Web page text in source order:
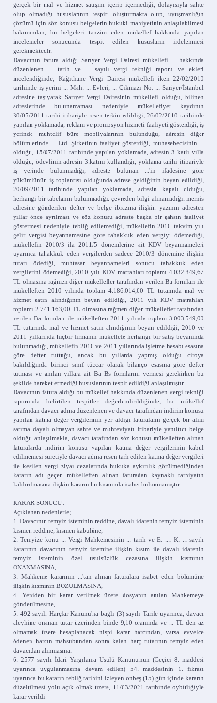
gerçek bir mal ve hizmet satışını içerip içermediği, dolayısıyla sahte
olup olmadığı hususlarının tespiti oluşturmakta olup, uyuşmazlığın
çözümü için söz konusu belgelerin hukuki mahiyetinin anlaşılabilmesi
bakımından, bu belgeleri tanzim eden mükellef hakkında yapılan
incelemeler sonucunda tespit edilen hususların irdelenmesi
gerekmektedir.
Davacının fatura aldığı Sarıyer Vergi Dairesi mükellefi ... hakkında
düzenlenen ... tarih ve ... sayılı vergi tekniği raporu ve ekleri
incelendiğinde; Kağıthane Vergi Dairesi mükellefi iken 22/02/2010
tarihinde iş yerini ... Mah. ... Evleri, ... Çıkmazı No: ... Sariyer/İstanbul
adresine taşıyarak Sarıyer Vergi Dairesinin mükellefi olduğu, bilinen
adreslerinde bulunamaması nedeniyle mükellefiyet kaydının
30/05/2011 tarihi itibariyle resen terkin edildiği, 26/02/2010 tarihinde
yapılan yoklamada, reklam ve promosyon hizmeti faaliyeti gösterdiği, iş
yerinde muhtelif büro mobilyalarının bulunduğu, adresin diğer
bölümlerinde ... Ltd. Şirketinin faaliyet gösterdiği, muhasebecisinin ...
olduğu, 15/07/2011 tarihinde yapılan yoklamada, adresin 3 katlı villa
olduğu, ödevlinin adresin 3.katını kullandığı, yoklama tarihi itibariyle
iş yerinde bulunmadığı, adreste bulunan ...'in ifadesine göre
yükümlünün iş toplantısı olduğunda adrese geldiğinin beyan edildiği,
20/09/2011 tarihinde yapılan yoklamada, adresin kapalı olduğu,
herhangi bir tabelanın bulunmadığı, çevreden bilgi alınamadığı, mernis
adresine gönderilen defter ve belge ibrazına ilişkin yazının adresten
yıllar önce ayrılması ve söz konusu adreste başka bir şahsın faaliyet
göstermesi nedeniyle tebliğ edilemediği, mükellefin 2010 takvim yılı
gelir vergisi beyannamesine göre tahakkuk eden vergiyi ödemediği,
mükellefin 2010/3 ila 2011/5 dönemlerine ait KDV beyannameleri
uyarınca tahakkuk eden vergilerden sadece 2010/3 dönemine ilişkin
tutarı ödediği, muhtasar beyannameleri sonucu tahakkuk eden
vergilerini ödemediği, 2010 yılı KDV matrahları toplamı 4.032.849,67
TL olmasına rağmen diğer mükellefler tarafından verilen Ba formları ile
mükelleften 2010 yılında toplam 4.186.014,00 TL tutarında mal ve
hizmet satın alındığının beyan edildiği, 2011 yılı KDV matrahları
toplamı 2.741.163,00 TL olmasına rağmen diğer mükellefler tarafından
verilen Ba formları ile mükelleften 2011 yılında toplam 3.003.549,00
TL tutarında mal ve hizmet satın alındığının beyan edildiği, 2010 ve
2011 yıllarında hiçbir firmanın mükellefe herhangi bir satış beyanında
bulunmadığı, mükellefin 2010 ve 2011 yıllarında işletme hesabı esasına
göre defter tuttuğu, ancak bu yıllarda yapmış olduğu ciroya
bakıldığında birinci sınıf tüccar olarak bilanço esasına göre defter
tutması ve anılan yıllara ait Ba Bs formlarını vermesi gerekirken bu
şekilde hareket etmediği hususlarının tespit edildiği anlaşılmıştır.
Davacının fatura aldığı bu mükellef hakkında düzenlenen vergi tekniği
raporunda belirtilen tespitler değerlendirildiğinde, bu mükellef
tarafından davacı adına düzenlenen ve davacı tarafından indirim konusu
yapılan katma değer vergilerinin yer aldığı faturaların gerçek bir alım
satıma dayalı olmayan sahte ve muhteviyatı itibariyle yanıltıcı belge
olduğu anlaşılmakla, davacı tarafından söz konusu mükelleften alınan
faturalarda indirim konusu yapılan katma değer vergilerinin kabul
edilmemesi suretiyle davacı adına resen tarh edilen katma değer vergileri
ile kesilen vergi ziyaı cezalarında hukuka aykırılık görülmediğinden
kararın adı geçen mükelleften alınan faturadan kaynaklı tarhiyatın
kaldırılmasına ilişkin kararın bu kısmında isabet bulunmamıştır.
KARAR SONUCU :
Açıklanan nedenlerle;
1. Davacının temyiz isteminin reddine, davalı idarenin temyiz isteminin
kısmen reddine, kısmen kabulüne,
2. Temyize konu ... Vergi Mahkemesinin ... tarih ve E: ..., K: ... sayılı
kararının davacının temyiz istemine ilişkin kısım ile davalı idarenin
temyiz isteminin özel usulsüzlük cezasına ilişkin kısmının
ONANMASINA,
3. Mahkeme kararının ...'tan alınan faturalara isabet eden bölümüne
ilişkin kısmının BOZULMASINA,
4. Yeniden bir karar verilmek üzere dosyanın anılan Mahkemeye
gönderilmesine,
5. 492 sayılı Harçlar Kanunu'na bağlı (3) sayılı Tarife uyarınca, davacı
aleyhine onanan tutar üzerinden binde 9,10 oranında ve ... TL den az
olmamak üzere hesaplanacak nispi karar harcından, varsa evvelce
ödenen harcın mahsubundan sonra kalan harç tutarının temyiz eden
davacıdan alınmasına,
6. 2577 sayılı İdari Yargılama Usulü Kanunu'nun (Geçici 8. maddesi
uyarınca uygulanmasına devam edilen) 54. maddesinin 1. fıkrası
uyarınca bu kararın tebliğ tarihini izleyen onbeş (15) gün içinde kararın
düzeltilmesi yolu açık olmak üzere, 11/03/2021 tarihinde oybirliğiyle
karar verildi.